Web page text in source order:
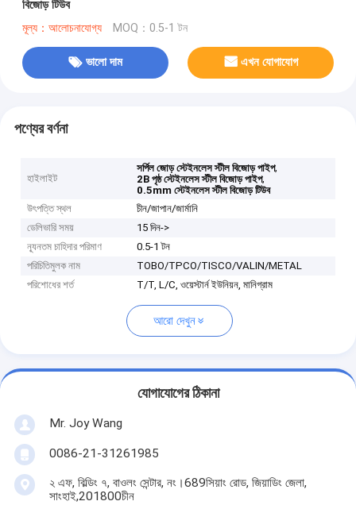
বিজোড় টিউব
মূল্য：আলোচনাযোগ্য MOQ：0.5-1 টন
ভালো দাম এখন যোগাযোগ
পণ্যের বর্ণনা
হাইলাইট
সর্পিল জোড় স্টেইনলেস স্টীল বিজোড় পাইপ,
2B পৃষ্ঠ স্টেইনলেস স্টীল বিজোড় পাইপ,
0.5mm স্টেইনলেস স্টীল বিজোড় টিউব
উৎপত্তি স্থল
চীন/জাপান/জার্মানি
ডেলিভারি সময়
15 দিন->
ন্যূনতম চাহিদার পরিমাণ
0.5-1 টন
পরিচিতিমুলক নাম
TOBO/TPCO/TISCO/VALIN/METAL
পরিশোধের শর্ত
T/T, L/C, ওয়েস্টার্ন ইউনিয়ন, মানিগ্রাম
আরো দেখুন
যোগাযোগের ঠিকানা
Mr. Joy Wang
0086-21-31261985
২ এফ, বিল্ডিং ৭, বাওলং সেন্টার, নং।689সিয়াং রোড, জিয়াডিং জেলা,
সাংহাই,201800চীন